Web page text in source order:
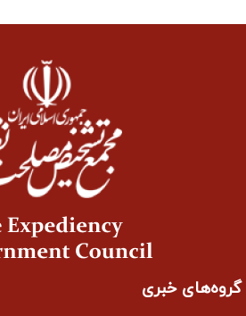
گروه‌های خبری